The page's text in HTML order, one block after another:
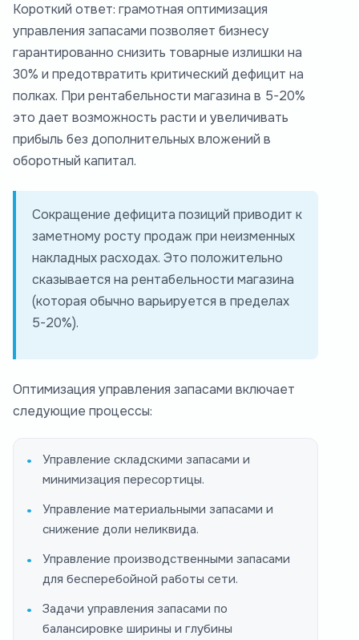
Короткий ответ: грамотная оптимизация
управления запасами позволяет бизнесу
гарантированно снизить товарные излишки на
30% и предотвратить критический дефицит на
полках. При рентабельности магазина в 5-20%
это дает возможность расти и увеличивать
прибыль без дополнительных вложений в
оборотный капитал.
Сокращение дефицита позиций приводит к
заметному росту продаж при неизменных
накладных расходах. Это положительно
сказывается на рентабельности магазина
(которая обычно варьируется в пределах
5-20%).
Оптимизация управления запасами включает
следующие процессы:
Управление складскими запасами и
минимизация пересортицы.
Управление материальными запасами и
снижение доли неликвида.
Управление производственными запасами
для бесперебойной работы сети.
Задачи управления запасами по
балансировке ширины и глубины